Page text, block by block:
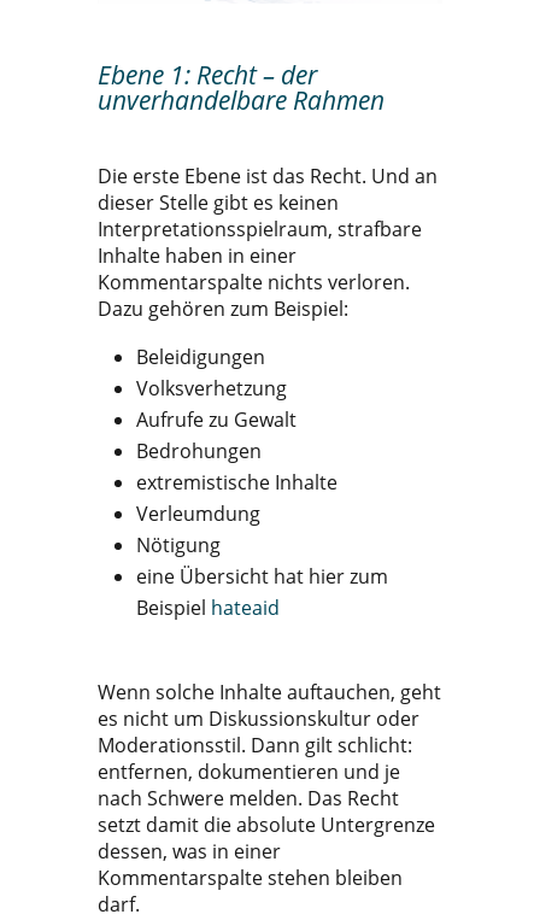
Ebene 1: Recht – der
unverhandelbare Rahmen
Die erste Ebene ist das Recht. Und an
dieser Stelle gibt es keinen
Interpretationsspielraum, strafbare
Inhalte haben in einer
Kommentarspalte nichts verloren.
Dazu gehören zum Beispiel:
Beleidigungen
Volksverhetzung
Aufrufe zu Gewalt
Bedrohungen
extremistische Inhalte
Verleumdung
Nötigung
eine Übersicht hat hier zum
Beispiel hateaid
Wenn solche Inhalte auftauchen, geht
es nicht um Diskussionskultur oder
Moderationsstil. Dann gilt schlicht:
entfernen, dokumentieren und je
nach Schwere melden. Das Recht
setzt damit die absolute Untergrenze
dessen, was in einer
Kommentarspalte stehen bleiben
darf.